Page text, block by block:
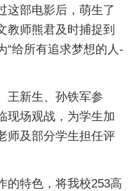
部电影后，萌生了
教师熊君及时捕捉到
“给所有追求梦想的人-
新生、孙铁军参
现场观战，为学生加
师及部分学生担任评
特色，将我校253高